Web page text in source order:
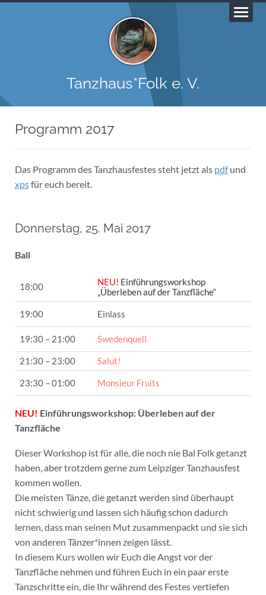
Tanzhaus*Folk e. V.
Programm 2017
Das Programm des Tanzhausfestes steht jetzt als pdfund
xpsfür euch bereit.
Donnerstag, 25. Mai 2017
Ball
18:00 NEU! Einführungsworkshop
„Überleben auf der Tanzfläche“
19:00 Einlass
19:30 – 21:00 Swedenquell
21:30 – 23:00 Salut!
23:30 – 01:00 Monsieur Fruits
NEU! Einführungsworkshop: Überleben auf der
Tanzfläche
Dieser Workshop ist für alle, die noch nie Bal Folk getanzt
haben, aber trotzdem gerne zum Leipziger Tanzhausfest
kommen wollen.
Die meisten Tänze, die getanzt werden sind überhaupt
nicht schwierig und lassen sich häufig schon dadurch
lernen, dass man seinen Mut zusammenpackt und sie sich
von anderen Tänzer*innen zeigen lässt.
In diesem Kurs wollen wir Euch die Angst vor der
Tanzfläche nehmen und führen Euch in ein paar erste
Tanzschritte ein, die Ihr während des Festes vertiefen